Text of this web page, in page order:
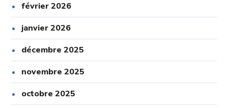
février 2026
janvier 2026
décembre 2025
novembre 2025
octobre 2025